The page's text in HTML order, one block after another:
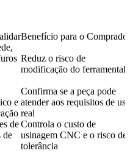
Benefício para o Comprador
Reduz o risco de
modificação do ferramental
e
Confirma se a peça pode
atender aos requisitos de uso
real
de
de
Controla o custo de
usinagem CNC e o risco de
tolerância